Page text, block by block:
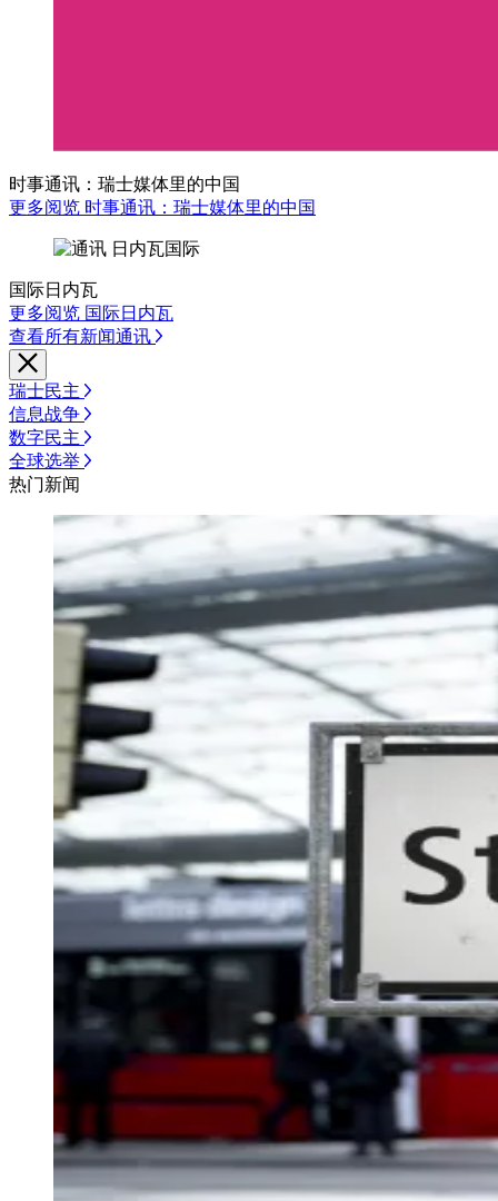
时事通讯：瑞士媒体里的中国
更多阅览 时事通讯：瑞士媒体里的中国
国际日内瓦
更多阅览 国际日内瓦
查看所有新闻通讯
瑞士民主
信息战争
数字民主
全球选举
热门新闻